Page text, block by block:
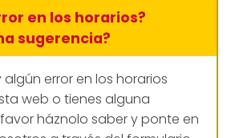
en los horarios?
sugerencia?
algún error en los horarios
web o tienes alguna
háznolo saber y ponte en